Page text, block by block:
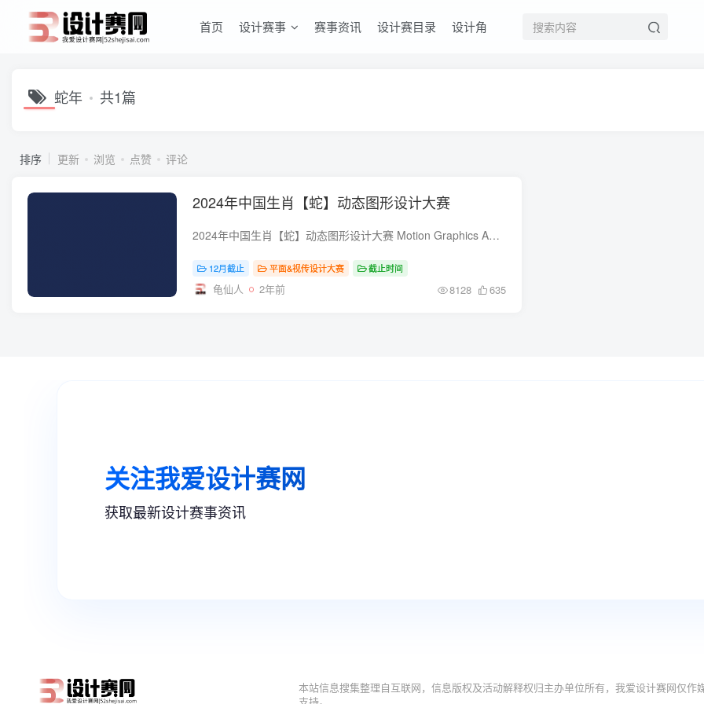
首页 设计赛事 赛事资讯 设计赛目录 设计角
蛇年 共1篇
排序 更新 浏览 点赞 评论
2024年中国生肖【蛇】动态图形设计大赛
2024年中国生肖【蛇】动态图形设计大赛 Motion Graphics Award 中国生肖【蛇】动态图形设计大赛 Chinese Zodiac （Snake） Motion Graphic Awards 首创Motion Graphics Awards设计大赛平台...
12月截止 平面&视传设计大赛 截止时间
龟仙人 2年前 8128 635
本站信息搜集整理自互联网，信息版权及活动解释权归主办单位所有，我爱设计赛网仅作
支持。